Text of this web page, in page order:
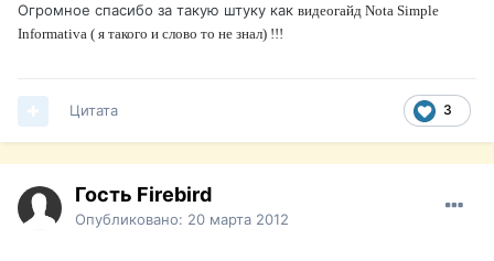
Огромное спасибо за такую штуку как видеогайд Nota Simple
Informativa ( я такого и слово то не знал) !!!
3
Цитата
Гость Firebird
Опубликовано: 20 марта 2012